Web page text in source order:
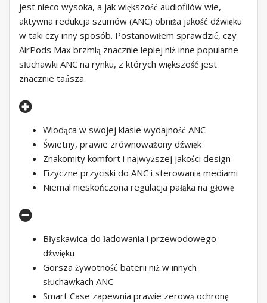
jest nieco wysoka, a jak większość audiofilów wie,
aktywna redukcja szumów (ANC) obniża jakość dźwięku
w taki czy inny sposób. Postanowiłem sprawdzić, czy
AirPods Max brzmią znacznie lepiej niż inne popularne
słuchawki ANC na rynku, z których większość jest
znacznie tańsza.
Wiodąca w swojej klasie wydajność ANC
Świetny, prawie zrównoważony dźwięk
Znakomity komfort i najwyższej jakości design
Fizyczne przyciski do ANC i sterowania mediami
Niemal nieskończona regulacja pałąka na głowę
Błyskawica do ładowania i przewodowego
dźwięku
Gorsza żywotność baterii niż w innych
słuchawkach ANC
Smart Case zapewnia prawie zerową ochronę